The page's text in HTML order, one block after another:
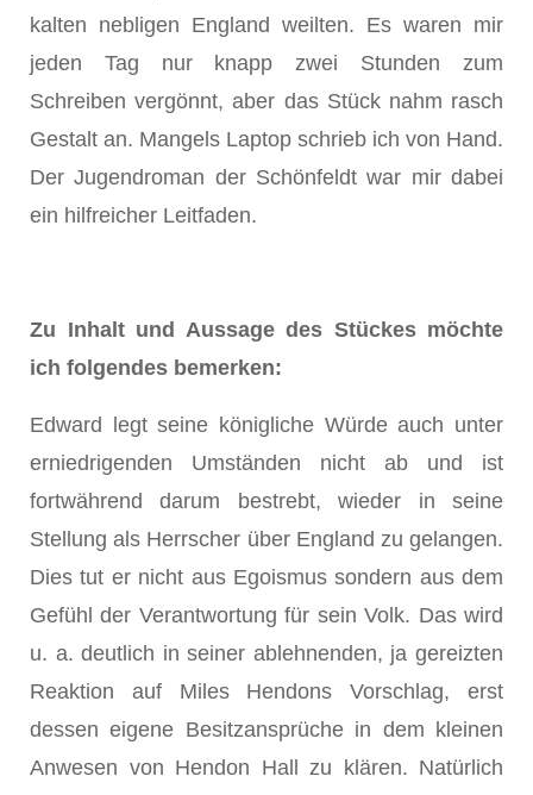
kalten nebligen England weilten. Es waren mir
jeden Tag nur knapp zwei Stunden zum
Schreiben vergönnt, aber das Stück nahm rasch
Gestalt an. Mangels Laptop schrieb ich von Hand.
Der Jugendroman der Schönfeldt war mir dabei
ein hilfreicher Leitfaden.
Zu Inhalt und Aussage des Stückes möchte
ich folgendes bemerken:
Edward legt seine königliche Würde auch unter
erniedrigenden Umständen nicht ab und ist
fortwährend darum bestrebt, wieder in seine
Stellung als Herrscher über England zu gelangen.
Dies tut er nicht aus Egoismus sondern aus dem
Gefühl der Verantwortung für sein Volk. Das wird
u. a. deutlich in seiner ablehnenden, ja gereizten
Reaktion auf Miles Hendons Vorschlag, erst
dessen eigene Besitzansprüche in dem kleinen
Anwesen von Hendon Hall zu klären. Natürlich